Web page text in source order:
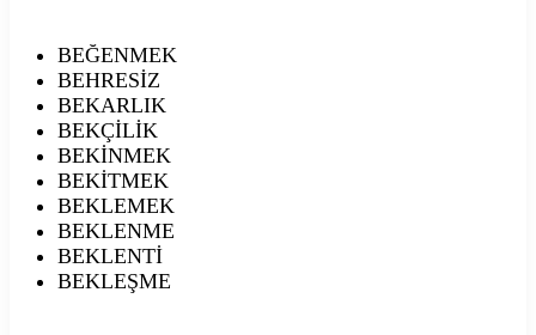
BEĞENMEK
BEHRESİZ
BEKARLIK
BEKÇİLİK
BEKİNMEK
BEKİTMEK
BEKLEMEK
BEKLENME
BEKLENTİ
BEKLEŞME